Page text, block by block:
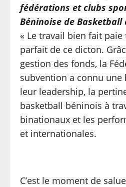
fédérations et clubs
Béninoise de
« Le travail bien fait
parfait de ce dicton.
gestion des fonds, la
subvention a connu une
leur leadership, la
basketball béninois à
binationaux et les
et internationales.
C’est le moment de